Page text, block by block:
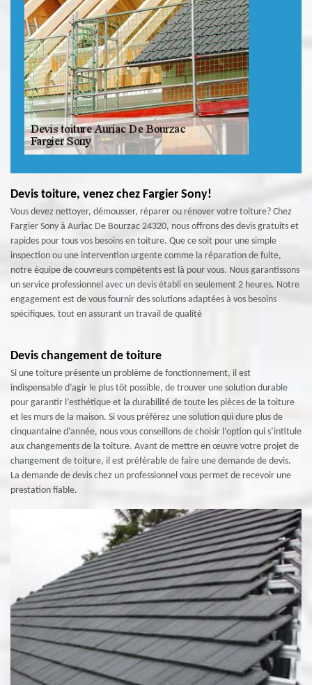
Devis toiture, venez chez Fargier Sony!
Vous devez nettoyer, démousser, réparer ou rénover votre toiture? Chez
Fargier Sony à Auriac De Bourzac 24320, nous offrons des devis gratuits et
rapides pour tous vos besoins en toiture. Que ce soit pour une simple
inspection ou une intervention urgente comme la réparation de fuite,
notre équipe de couvreurs compétents est là pour vous. Nous garantissons
un service professionnel avec un devis établi en seulement 2 heures. Notre
engagement est de vous fournir des solutions adaptées à vos besoins
spécifiques, tout en assurant un travail de qualité
Devis changement de toiture
Si une toiture présente un problème de fonctionnement, il est
indispensable d’agir le plus tôt possible, de trouver une solution durable
pour garantir l’esthétique et la durabilité de toute les pièces de la toiture
et les murs de la maison. Si vous préférez une solution qui dure plus de
cinquantaine d’année, nous vous conseillons de choisir l’option qui s’intitule
aux changements de la toiture. Avant de mettre en œuvre votre projet de
changement de toiture, il est préférable de faire une demande de devis.
La demande de devis chez un professionnel vous permet de recevoir une
prestation fiable.